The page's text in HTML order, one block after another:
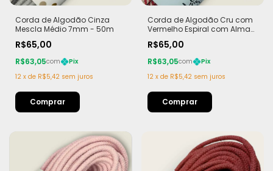
Corda de Algodão Cinza
Mescla Médio 7mm - 50m
R$65,00
R$63,05com
Pix
12 x de R$5,42 sem juros
Corda de Algodão Cru com
Vermelho Espiral com Alma
R$65,00
R$63,05com
Pix
12 x de R$5,42 sem juros